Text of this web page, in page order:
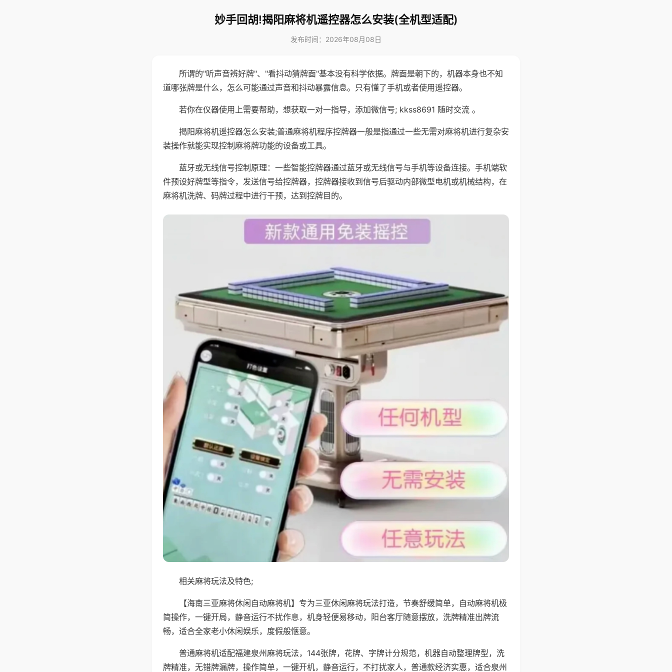
妙手回胡!揭阳麻将机遥控器怎么安装(全机型适配)
发布时间：2026年08月08日
所谓的"听声音辨好牌"、"看抖动猜牌面"基本没有科学依据。牌面是朝下的，机器本身也不知
道哪张牌是什么，怎么可能通过声音和抖动暴露信息。只有懂了手机或者使用遥控器。
若你在仪器使用上需要帮助，想获取一对一指导，添加微信号; kkss8691 随时交流 。
揭阳麻将机遥控器怎么安装;普通麻将机程序控牌器一般是指通过一些无需对麻将机进行复杂安
装操作就能实现控制麻将牌功能的设备或工具。
蓝牙或无线信号控制原理：一些智能控牌器通过蓝牙或无线信号与手机等设备连接。手机端软
件预设好牌型等指令，发送信号给控牌器，控牌器接收到信号后驱动内部微型电机或机械结构，在
麻将机洗牌、码牌过程中进行干预，达到控牌目的。
相关麻将玩法及特色;
【海南三亚麻将休闲自动麻将机】专为三亚休闲麻将玩法打造，节奏舒缓简单，自动麻将机极
简操作，一键开局，静音运行不扰作息，机身轻便易移动，阳台客厅随意摆放，洗牌精准出牌流
畅，适合全家老小休闲娱乐，度假般惬意。
普通麻将机适配福建泉州麻将玩法，144张牌，花牌、字牌计分规范，机器自动整理牌型，洗
牌精准，无错牌漏牌，操作简单，一键开机，静音运行，不打扰家人，普通款经济实惠，适合泉州